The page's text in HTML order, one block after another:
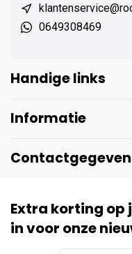
0649308469
Handige links
Informatie
Extra korting op
in voor onze